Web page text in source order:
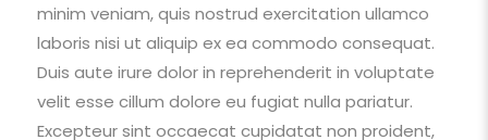
minim veniam, quis nostrud exercitation ullamco
laboris nisi ut aliquip ex ea commodo consequat.
Duis aute irure dolor in reprehenderit in voluptate
velit esse cillum dolore eu fugiat nulla pariatur.
Excepteur sint occaecat cupidatat non proident,